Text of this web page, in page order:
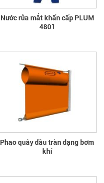
Nước rửa mắt khẩn cấp PLUM
4801
Phao quây dầu tràn dạng bơm
khí